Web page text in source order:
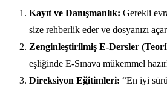
Kayıt ve Danışmanlık: Gerekli
size rehberlik eder ve dosyanızı
Zenginleştirilmiş E-Dersler
eşliğinde E-Sınava mükemmel
Direksiyon Eğitimleri: “En iyi